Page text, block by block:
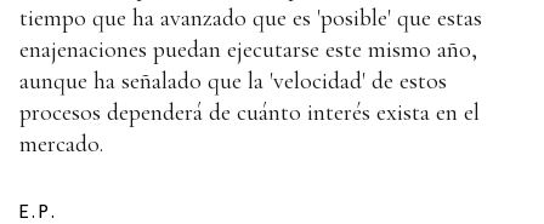
tiempo que ha avanzado que es 'posible' que estas
enajenaciones puedan ejecutarse este mismo año,
aunque ha señalado que la 'velocidad' de estos
procesos dependerá de cuánto interés exista en el
mercado.
E.P.